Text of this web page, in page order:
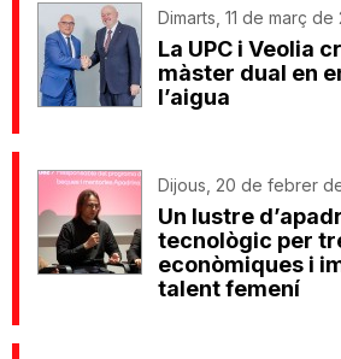
Dimarts, 11 de març de
La UPC i Veolia
màster dual en
l’aigua
Dijous, 20 de febrer
Un lustre
tecnològic per
econòmiques i
talent femení